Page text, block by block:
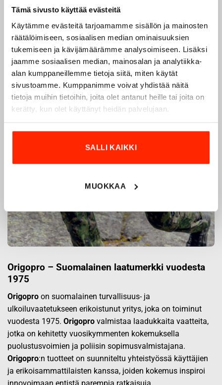
Tämä sivusto käyttää evästeitä
Käytämme evästeitä tarjoamamme sisällön ja mainosten
räätälöimiseen, sosiaalisen median ominaisuuksien
tukemiseen ja kävijämäärämme analysoimiseen. Lisäksi
jaamme sosiaalisen median, mainosalan ja analytiikka-
alan kumppaneillemme tietoja siitä, miten käytät
sivustoamme. Kumppanimme voivat yhdistää näitä
tietoja muihin tietoihin, joita olet antanut heille tai joita on
kerätty, kun olet käyttänyt heidän palvelujaan.
SALLI KAIKKI
MUOKKAA
Origopro – Suomalainen laatumerkki vuodesta
1975
Origopro on suomalainen turvallisuus- ja
ulkoiluvaatetukseen erikoistunut yritys, joka on toiminut
vuodesta 1975. Origopro valmistaa laadukkaita vaatteita,
jotka on kehitetty vuosikymmenten kokemuksella
puolustusvoimien ja poliisin sopimusvalmistajana.
Origopro:n tuotteet on suunniteltu yhteistyössä käyttäjien
ja erikoisammattilaisten kanssa, joiden kokemus inspiroi